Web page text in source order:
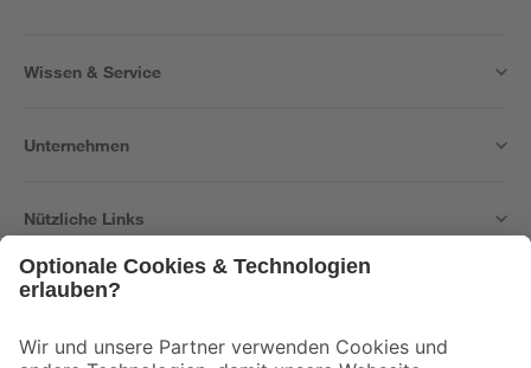
Wissen & Service
Unternehmen
Nützliche Links
Der toom Newsletter: Keine Angebote und Aktionen mehr verpassen!